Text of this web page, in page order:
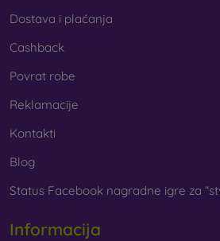
Dostava i plaćanja
Cashback
Povrat robe
Reklamacije
Kontakti
Blog
Status Facebook nagradne igre za
Informacija